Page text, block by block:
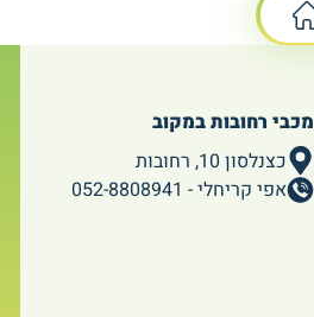
מכבי רחובות במקוב
כצנלסון 10, רחובות
אפי קריחלי - 052-8808941